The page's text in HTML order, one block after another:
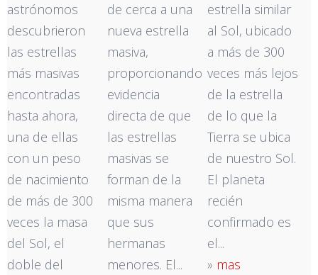
astrónomos
descubrieron
las estrellas
más masivas
encontradas
hasta ahora,
una de ellas
con un peso
de nacimiento
de más de 300
veces la masa
del Sol, el
doble del
de cerca a una
nueva estrella
masiva,
proporcionando
evidencia
directa de que
las estrellas
masivas se
forman de la
misma manera
que sus
hermanas
menores. El...
estrella similar
al Sol, ubicado
a más de 300
veces más lejos
de la estrella
de lo que la
Tierra se ubica
de nuestro Sol.
El planeta
recién
confirmado es
el...
» mas